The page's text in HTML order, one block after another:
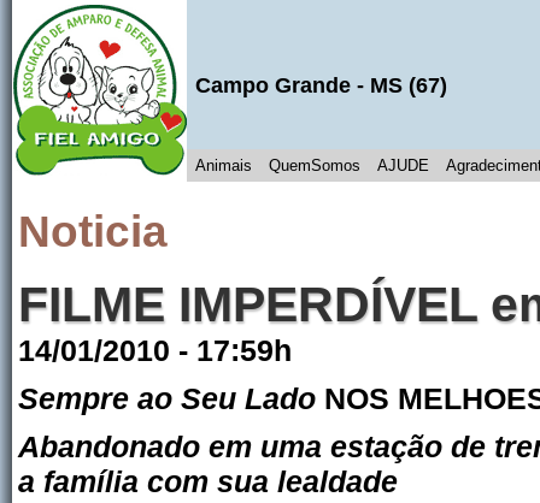
Campo Grande - MS (67)
Animais QuemSomos AJUDE
Noticia
FILME IMPERDÍVEL
14/01/2010 - 17:59h
Sempre ao Seu Lado NOS
Abandonado em uma estação de
a família com sua lealdade